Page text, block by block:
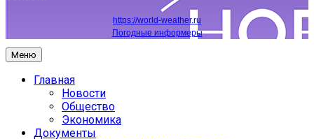
https://world-weather.ru
Погодные информеры
Меню
Главная
Новости
Общество
Экономика
Документы